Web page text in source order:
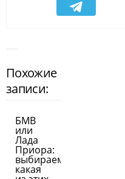
Похожие
записи:
БМВ
или
Лада
Приора:
выбираем,
какая